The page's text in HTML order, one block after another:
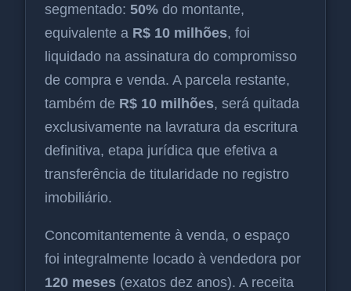
segmentado: 50% do montante,
equivalente a R$ 10 milhões, foi
liquidado na assinatura do compromisso
de compra e venda. A parcela restante,
também de R$ 10 milhões, será quitada
exclusivamente na lavratura da escritura
definitiva, etapa jurídica que efetiva a
transferência de titularidade no registro
imobiliário.
Concomitantemente à venda, o espaço
foi integralmente locado à vendedora por
120 meses (exatos dez anos). A receita